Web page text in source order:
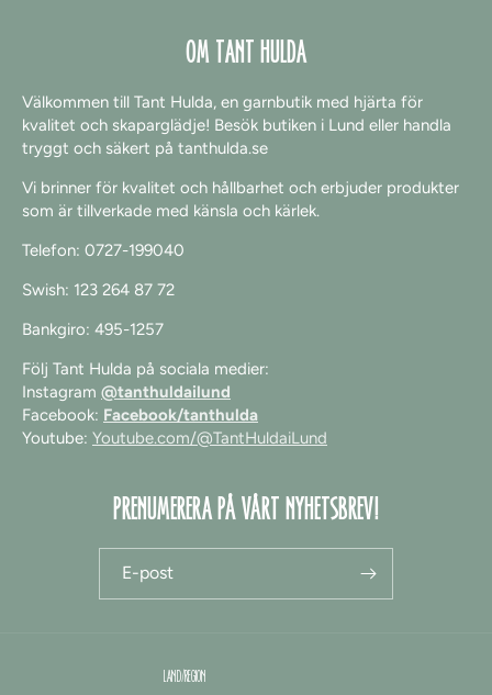
OM TANT HULDA
Välkommen till Tant Hulda, en garnbutik med hjärta för
kvalitet och skaparglädje! Besök butiken i Lund eller handla
tryggt och säkert på tanthulda.se
Vi brinner för kvalitet och hållbarhet och erbjuder produkter
som är tillverkade med känsla och kärlek.
Telefon: 0727-199040
Swish: 123 264 87 72
Bankgiro: 495-1257
Följ Tant Hulda på sociala medier:
Instagram @tanthuldailund
Facebook: Facebook/tanthulda
Youtube: Youtube.com/@TantHuldaiLund
PRENUMERERA PÅ VÅRT NYHETSBREV!
E-post
LAND/REGION